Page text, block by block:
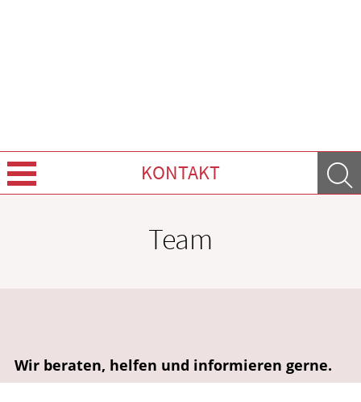
KONTAKT
HOMÖOPATHIE
Team
Wir beraten, helfen und informieren gerne.